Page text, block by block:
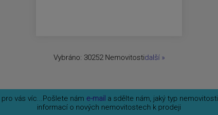
Vybráno: 30252 Nemovitostidalší»
vás víc...Pošlete nám e-mail a sdělte nám, jaký typ
informací o nových nemovitostech k prodeji